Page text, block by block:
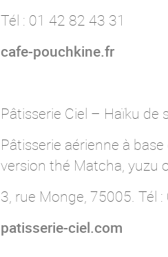
Tél : 01 42 82 43 31
cafe-pouchkine.fr
Pâtisserie Ciel – Haïku de
Pâtisserie aérienne à
version thé Matcha, yuzu
3, rue Monge, 75005. Tél
patisserie-ciel.com